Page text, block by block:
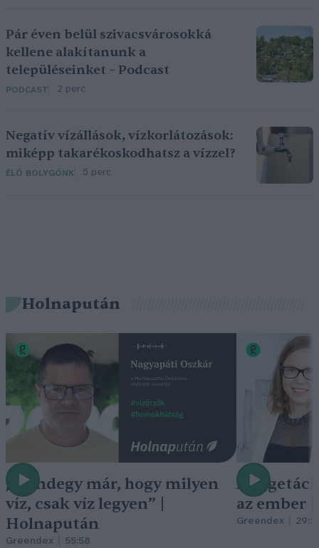
Pár éven belül szivacsvárosokká
kellene alakítanunk a
településeinket – Podcast
PODCAST 2 perc
Negatív vízállások, vízkorlátozások:
miképp takarékoskodhatsz a vízzel?
ÉLŐ BOLYGÓNK 5 perc
Holnapután
„Mindegy már, hogy milyen
víz, csak víz legyen” |
Holnapután
Greendex 55:58
A
az ember
Greendex